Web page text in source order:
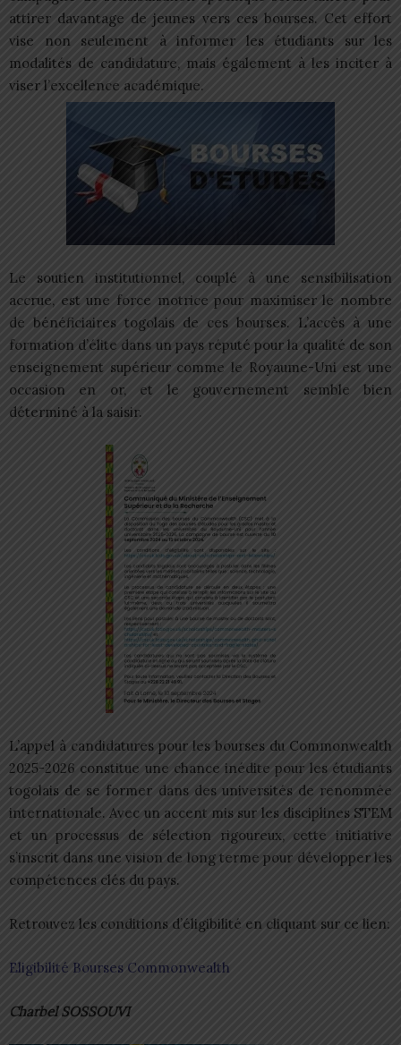
attirer davantage de jeunes vers ces bourses. Cet effort
vise non seulement à informer les étudiants sur les
modalités de candidature, mais également à les inciter à
viser l’excellence académique.
Le soutien institutionnel, couplé à une sensibilisation
accrue, est une force motrice pour maximiser le nombre
de bénéficiaires togolais de ces bourses. L’accès à une
formation d’élite dans un pays réputé pour la qualité de son
enseignement supérieur comme le Royaume-Uni est une
occasion en or, et le gouvernement semble bien
déterminé à la saisir.
L’appel à candidatures pour les bourses du Commonwealth
2025-2026 constitue une chance inédite pour les étudiants
togolais de se former dans des universités de renommée
internationale. Avec un accent mis sur les disciplines STEM
et un processus de sélection rigoureux, cette initiative
s’inscrit dans une vision de long terme pour développer les
compétences clés du pays.
Retrouvez les conditions d’éligibilité en cliquant sur ce lien:
Eligibilité Bourses Commonwealth
Charbel SOSSOUVI